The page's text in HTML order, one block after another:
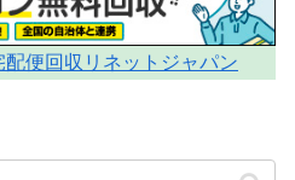
配便回収リネットジャパン